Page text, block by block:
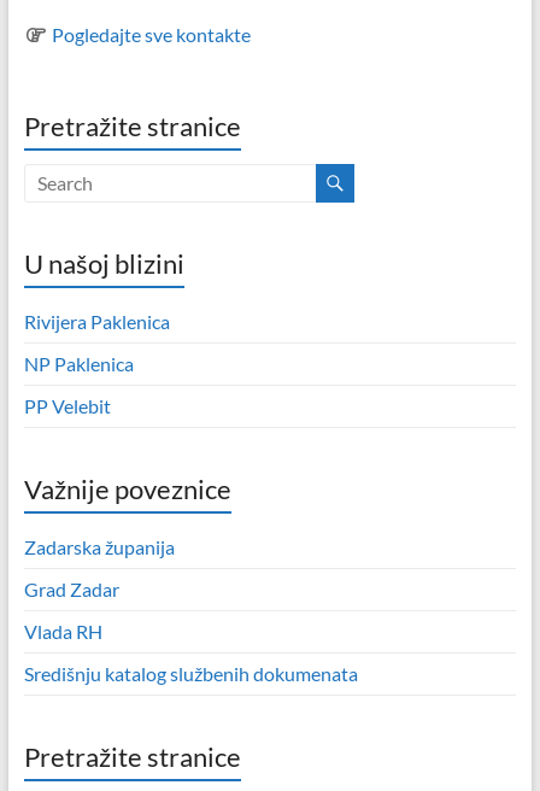
Pogledajte sve kontakte
Pretražite stranice
U našoj blizini
Rivijera Paklenica
NP Paklenica
PP Velebit
Važnije poveznice
Zadarska županija
Grad Zadar
Vlada RH
Središnju katalog službenih dokumenata
Pretražite stranice